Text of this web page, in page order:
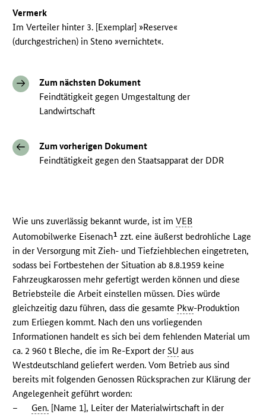
Vermerk
Im Verteiler hinter 3. [Exemplar] »Reserve«
(durchgestrichen) in Steno »vernichtet«.
Zum nächsten Dokument
Feindtätigkeit gegen Umgestaltung der
Landwirtschaft
Zum vorherigen Dokument
Feindtätigkeit gegen den Staatsapparat der DDR
Wie uns zuverlässig bekannt wurde, ist imVEB
Automobilwerke Eisenach1 zzt. eine äußerst bedrohliche Lage
in der Versorgung mit Zieh- und Tiefziehblechen eingetreten,
sodass bei Fortbestehen der Situation ab 8.8.1959 keine
Fahrzeugkarossen mehr gefertigt werden können und diese
Betriebsteile die Arbeit einstellen müssen. Dies würde
gleichzeitig dazu führen, dass die gesamte Pkw-Produktion
zum Erliegen kommt. Nach den uns vorliegenden
Informationen handelt es sich bei dem fehlenden Material um
ca. 2 960 t Bleche, die im Re-Export derSU aus
Westdeutschland geliefert werden. Vom Betrieb aus sind
bereits mit folgenden Genossen Rücksprachen zur Klärung der
Angelegenheit geführt worden:
–
Gen. [Name 1], Leiter der Materialwirtschaft in der